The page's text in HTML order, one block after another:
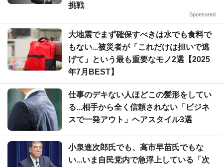
挑戦
Sponsored
大地震でまず確保すべきは水でも食料で
もない...被災者が「これだけは担いで逃
げて」という最も重要なモノ2選【2025
年7月BEST】
仕事のデキない人ほどこの髪形をしてい
る...相手から全く信頼されない「ビジネ
スで一発アウト」ヘアスタイル3選
小泉進次郎氏でも、高市早苗氏でもな
い...いま自民党内で急浮上している「次